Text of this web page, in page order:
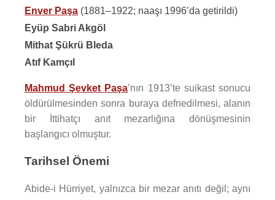
Enver Paşa (1881–1922; naaşı 1996’da getirildi)
Eyüp Sabri Akgöl
Mithat Şükrü Bleda
Atıf Kamçıl
Mahmud Şevket Paşa’nın 1913’te suikast sonucu
öldürülmesinden sonra buraya defnedilmesi, alanın
bir İttihatçı anıt mezarlığına dönüşmesinin
başlangıcı olmuştur.
Tarihsel Önemi
Abide-i Hürriyet, yalnızca bir mezar anıtı değil; aynı